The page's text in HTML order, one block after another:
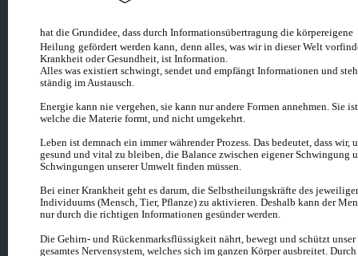
hat die Grundidee, dass durch Informationsübertragung die körpereigene
Heilung gefördert werden kann, denn alles, was wir in dieser Welt
Krankheit oder Gesundheit, ist Information.
Alles was existiert schwingt, sendet und empfängt Informationen und
ständig im Austausch.
Energie kann nie vergehen, sie kann nur andere Formen annehmen. Sie
welche die Materie formt, und nicht umgekehrt.
Leben ist demnach ein immer währender Prozess. Das bedeutet, dass wir,
gesund und vital zu bleiben, die Balance zwischen eigener Schwingung
Schwingungen unserer Umwelt finden müssen.
Bei einer Krankheit geht es darum, die Selbstheilungskräfte des
Individuums (Mensch, Tier, Pflanze) zu aktivieren. Deshalb kann der
nur durch die richtigen Informationen gesünder werden.
Die Gehirn- und Rückenmarksflüssigkeit nährt, bewegt und schützt unser
gesamtes Nervensystem, welches sich im ganzen Körper ausbreitet.